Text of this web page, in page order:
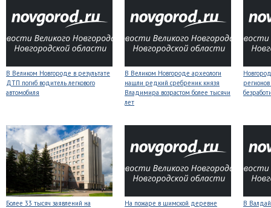
В Великом Новгороде в результате
ДТП погиб водитель легкового
автомобиля
В Великом Новгороде археологи
нашли редкий сребреник князя
Владимира возрастом более тысячи
лет
Более 33 тысяч заявлений на
На пожаре в шимской деревне
В